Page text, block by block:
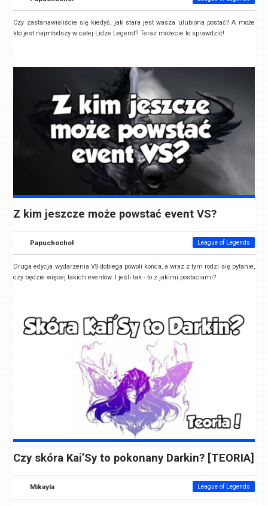
Czy zastanawialiście się kiedyś, jak stara jest wasza ulubiona postać? A może
kto jest najmłodszy w całej Lidze Legend? Teraz możecie to sprawdzić!
Z kim jeszcze może powstać event VS?
Papuchochoł League of Legends
Druga edycja wydarzenia VS dobiega powoli końca, a wraz z tym rodzi się pytanie,
czy będzie więcej takich eventów. I jeśli tak - to z jakimi postaciami?
Czy skóra Kai’Sy to pokonany Darkin? [TEORIA]
Mikayla League of Legends